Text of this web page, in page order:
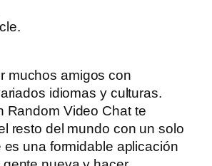
muchos amigos con
idiomas y culturas.
Random Video Chat te
resto del mundo con un solo
es una formidable aplicación